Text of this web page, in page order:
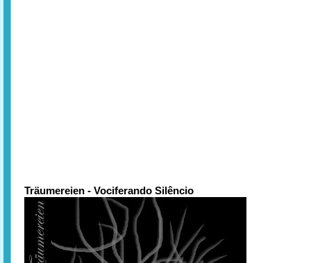
Träumereien - Vociferando Silêncio